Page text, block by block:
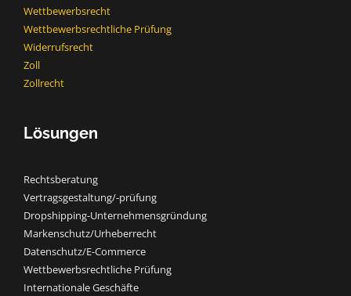
Wettbewerbsrecht​
Wettbewerbsrechtliche Prüfung
Widerrufsrecht
Zoll
Zollrecht
Lösungen
Rechtsberatung
Vertragsgestaltung/-prüfung
Dropshipping-Unternehmensgründung
Markenschutz/Urheberrecht
Datenschutz/E-Commerce
Wettbewerbsrechtliche Prüfung
Internationale Geschäfte